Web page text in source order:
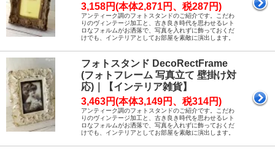
3,158円(本体2,871円、税287円)
アンティーク調のフォトスタンドのご紹介です。こだわ
りのヴィンテージ加工と、古き良き時代を思わせるレト
ロなフォルムがお洒落で、写真を入れずに飾っておくだ
けでも、インテリアとしてお部屋を素敵に演出します。
フォトスタンド DecoRectFrame
(フォトフレーム 写真立て 壁掛け対
応)｜【インテリア雑貨】
3,463円(本体3,149円、税314円)
アンティーク調のフォトスタンドのご紹介です。こだわ
りのヴィンテージ加工と、古き良き時代を思わせるレト
ロなフォルムがお洒落で、写真を入れずに飾っておくだ
けでも、インテリアとしてお部屋を素敵に演出します。